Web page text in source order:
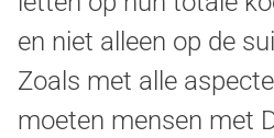
en niet alleen op de
Zoals met alle
moeten mensen met